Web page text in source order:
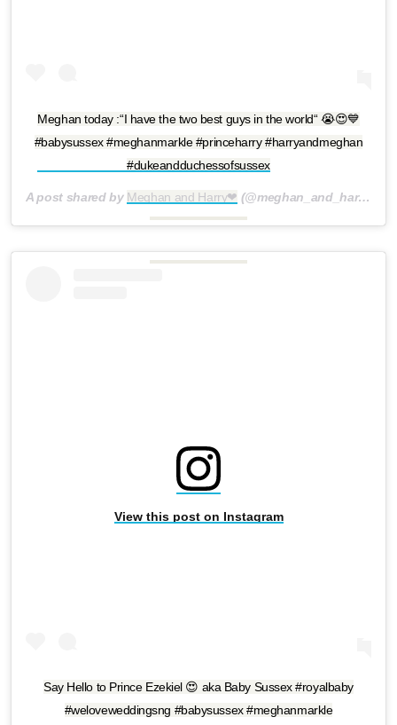
Meghan today :“I have the two best guys in the world“ 😭😍💙
#babysussex #meghanmarkle #princeharry #harryandmeghan
#dukeandduchessofsussex
A post shared by Meghan and Harry❤ (@meghan_and_harry) on
View this post on Instagram
Say Hello to Prince Ezekiel 😍 aka Baby Sussex #royalbaby
#weloveweddingsng #babysussex #meghanmarkle